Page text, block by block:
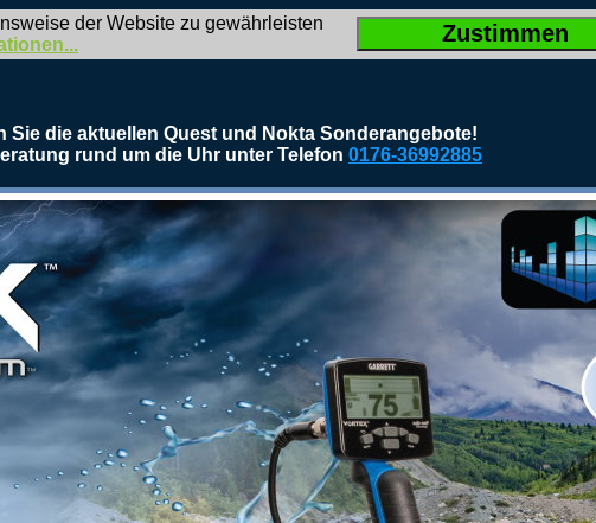
der Website zu gewährleisten
Zustimmen
Sie die aktuellen Quest und Nokta Sonderangebote!
rund um die Uhr unter Telefon 0176-36992885